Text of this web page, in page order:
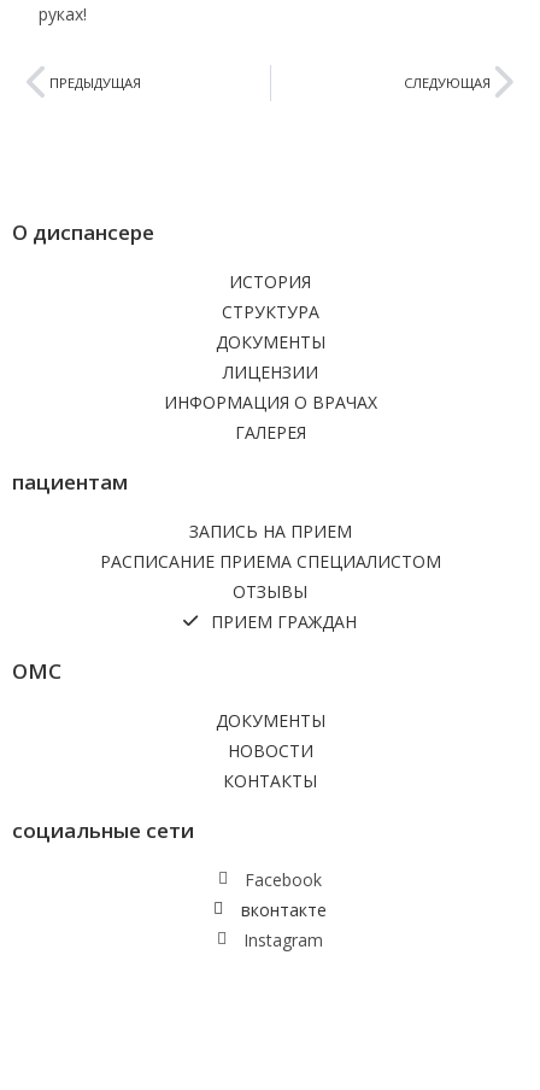
руках!
ПРЕДЫДУЩАЯ СЛЕДУЮЩАЯ
О диспансере
ИСТОРИЯ
СТРУКТУРА
ДОКУМЕНТЫ
ЛИЦЕНЗИИ
ИНФОРМАЦИЯ О ВРАЧАХ
ГАЛЕРЕЯ
пациентам
ЗАПИСЬ НА ПРИЕМ
РАСПИСАНИЕ ПРИЕМА СПЕЦИАЛИСТОМ
ОТЗЫВЫ
ПРИЕМ ГРАЖДАН
ОМС
ДОКУМЕНТЫ
НОВОСТИ
КОНТАКТЫ
социальные сети
Facebook
вконтакте
Instagram